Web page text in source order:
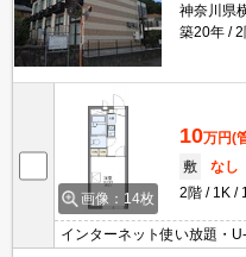
神奈川県
築20年
2
画像：14枚
10万円(
敷
なし
2階
1K
インターネット使い放題・